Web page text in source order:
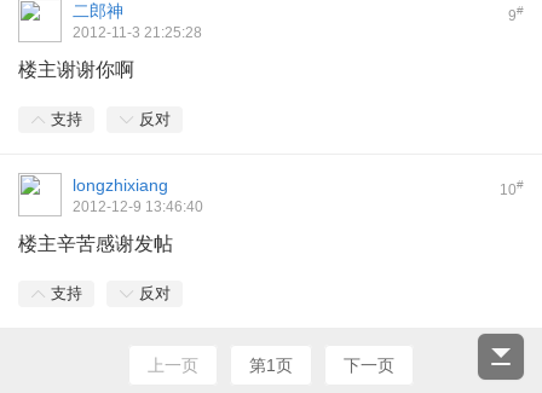
9#
二郎神
2012-11-3 21:25:28
楼主谢谢你啊
支持 反对
10#
longzhixiang
2012-12-9 13:46:40
楼主辛苦感谢发帖
支持 反对
上一页 第1页 下一页